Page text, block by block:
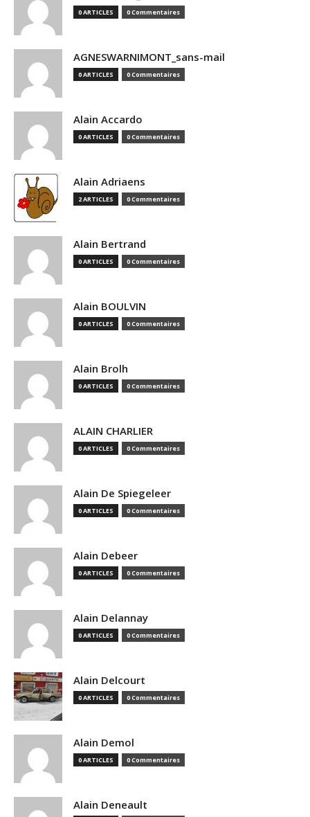
0 ARTICLES 0 Commentaires
AGNESWARNIMONT_sans-mail
0 ARTICLES 0 Commentaires
Alain Accardo
0 ARTICLES 0 Commentaires
Alain Adriaens
2 ARTICLES 0 Commentaires
Alain Bertrand
0 ARTICLES 0 Commentaires
Alain BOULVIN
0 ARTICLES 0 Commentaires
Alain Brolh
0 ARTICLES 0 Commentaires
ALAIN CHARLIER
0 ARTICLES 0 Commentaires
Alain De Spiegeleer
0 ARTICLES 0 Commentaires
Alain Debeer
0 ARTICLES 0 Commentaires
Alain Delannay
0 ARTICLES 0 Commentaires
Alain Delcourt
0 ARTICLES 0 Commentaires
Alain Demol
0 ARTICLES 0 Commentaires
Alain Deneault